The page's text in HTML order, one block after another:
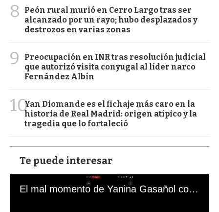
8
Peón rural murió en Cerro Largo tras ser
alcanzado por un rayo; hubo desplazados y
destrozos en varias zonas
9
Preocupación en INR tras resolución judicial
que autorizó visita conyugal al líder narco
Fernández Albín
10Yan Diomande es el fichaje más caro en la
historia de Real Madrid: origen atípico y la
tragedia que lo fortaleció
Te puede interesar
El mal momento de Yanina Gasañol con un hincha argentino en "Subrayado"